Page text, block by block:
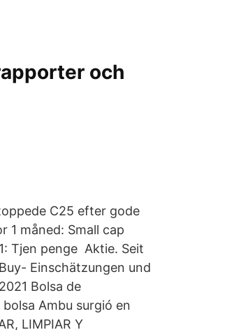
och
C25 efter gode
1 måned: Small cap
Tjen penge Aktie. Seit
Einschätzungen und
Bolsa de
bolsa Ambu surgió en
LIMPIAR Y